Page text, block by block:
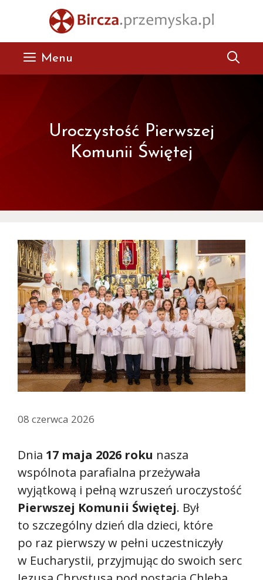
Menu
Uroczystość Pierwszej
Komunii Świętej
08 czerwca 2026
Dnia 17 maja 2026 roku nasza
wspólnota parafialna przeżywała
wyjątkową i pełną wzruszeń uroczystość
Pierwszej Komunii Świętej. Był
to szczególny dzień dla dzieci, które
po raz pierwszy w pełni uczestniczyły
w Eucharystii, przyjmując do swoich serc